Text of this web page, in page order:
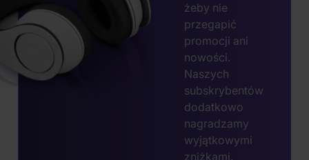
żeby nie
przegapić
promocji ani
nowości.
Naszych
subskrybentów
dodatkowo
nagradzamy
wyjątkowymi
zniżkami.